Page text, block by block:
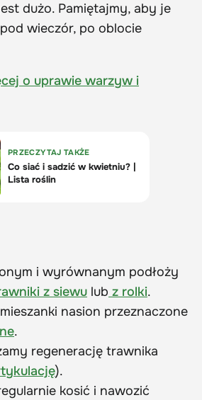
dużo. Pamiętajmy, aby je
wieczór, po oblocie
o uprawie warzyw i
i wyrównanym podłoży
z siewu lub z rolki.
nasion przeznaczone
.
regenerację trawnika
).
kosić i nawozić